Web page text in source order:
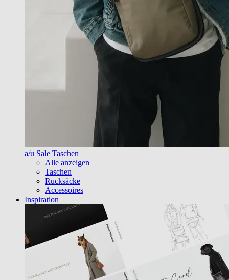
a/u Sale Taschen
Alle anzeigen
Taschen
Rucksäcke
Accessoires
Inspiration